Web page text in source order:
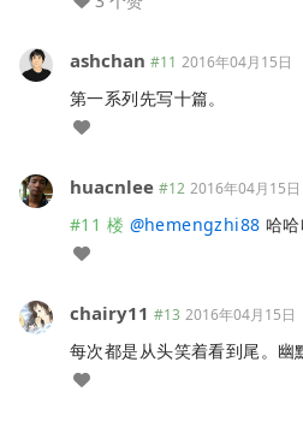
ashchan #11 2016年04月15日
第一系列先写十篇。
huacnlee #12 2016年04月15日
#11 楼 @hemengzhi88 哈
chairy11 #13 2016年04月15日
每次都是从头笑着看到尾。幽